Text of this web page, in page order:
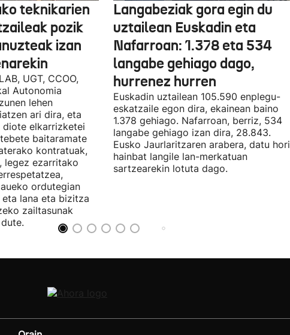
teknikarien
pozik
izan
UGT, CCOO,
Autonomia
lehen
ari dira, eta
elkarrizketei
baitaramate
kontratuak,
legez ezarritako
ordutegian
lana eta bizitza
zailtasunak
Langabeziak gora egin du
uztailean Euskadin eta
Nafarroan: 1.378 eta 534
langabe gehiago dago,
hurrenez hurren
Euskadin uztailean 105.590 enplegu-
eskatzaile egon dira, ekainean baino
1.378 gehiago. Nafarroan, berriz, 534
langabe gehiago izan dira, 28.843.
Eusko Jaurlaritzaren arabera, datu hori
hainbat langile lan-merkatuan
sartzearekin lotuta dago.